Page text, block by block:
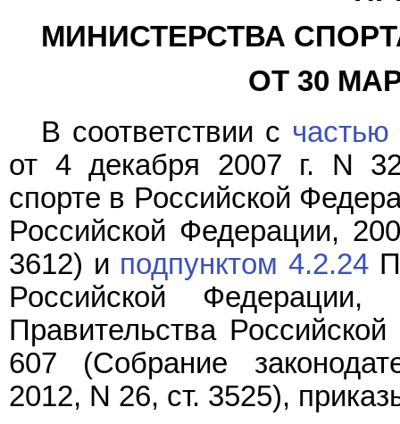
МИНИСТЕРСТВА
ОТ 30
В соответствии с частью
от 4 декабря 2007 г. N
спорте в Российской
Российской Федерации,
3612) и подпунктом 4.2.24
Российской Федерации,
Правительства
607 (Собрание
2012, N 26, ст. 3525),